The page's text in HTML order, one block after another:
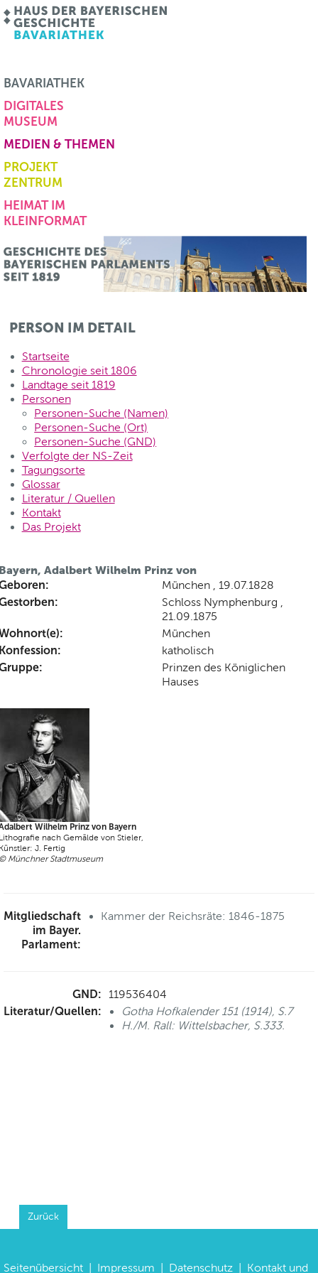
BAVARIATHEK
DIGITALES
MUSEUM
MEDIEN & THEMEN
PROJEKT
ZENTRUM
HEIMAT IM
KLEINFORMAT
PERSON IM DETAIL
Startseite
Chronologie seit 1806
Landtage seit 1819
Personen
Personen-Suche (Namen)
Personen-Suche (Ort)
Personen-Suche (GND)
Verfolgte der NS-Zeit
Tagungsorte
Glossar
Literatur / Quellen
Kontakt
Das Projekt
Adalbert Wilhelm Prinz von
München , 19.07.1828
Schloss Nymphenburg ,
21.09.1875
München
katholisch
Prinzen des Königlichen
Hauses
Wilhelm Prinz von Bayern
nach Gemälde von Stieler,
J. Fertig
Münchner Stadtmuseum
Mitgliedschaft
im Bayer.
Parlament:
Kammer der Reichsräte: 1846-1875
GND: 119536404
Literatur/Quellen:
Gotha Hofkalender 151 (1914), S.7
H./M. Rall: Wittelsbacher, S.333.
Zurück
Seitenübersicht Impressum Datenschutz Kontakt und